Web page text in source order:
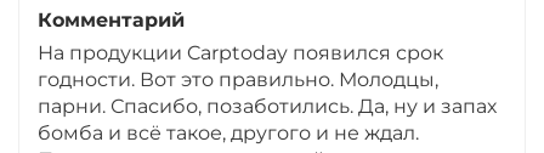
‍549‍ ₽‍646‍₽ +
−
Комментарий
На продукции Carptoday появился срок
годности. Вот это правильно. Молодцы,
парни. Спасибо, позаботились. Да, ну и запах
бомба и всё такое, другого и не ждал.